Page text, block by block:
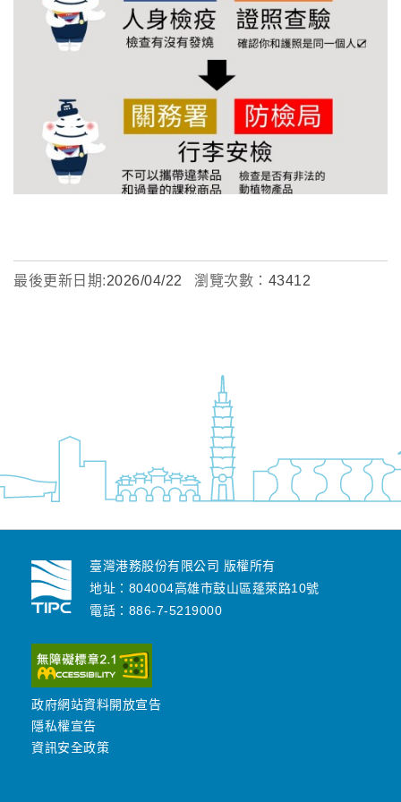
最後更新日期:2026/04/22 瀏覽次數： 43412
臺灣港務股份有限公司 版權所有
地址：804004高雄市鼓山區蓬萊路10號
電話：886-7-5219000
政府網站資料開放宣告
隱私權宣告
資訊安全政策